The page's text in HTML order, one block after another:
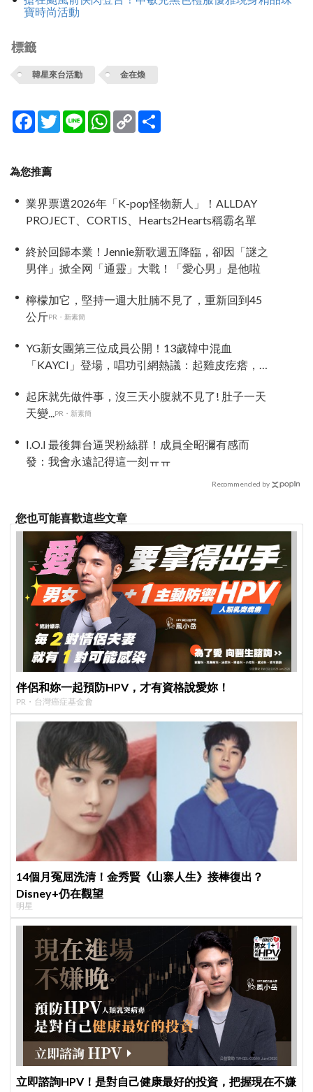
寶時尚活動
標籤
韓星來台活動 金在煥
Facebook
TwitterLine WhatsApp
Copy
Link
為您推薦
業界票選2026年「K-pop怪物新人」！ALLDAY
PROJECT、CORTIS、Hearts2Hearts稱霸名單
終於回歸本業！Jennie新歌週五降臨，卻因「謎之
男伴」掀全网「通靈」大戰！「愛心男」是他啦
檸檬加它，堅持一週大肚腩不見了，重新回到45
公斤PR・新素簡
YG新女團第三位成員公開！13歲韓中混血
「KAYCI」登場，唱功引網熱議：起雞皮疙瘩，
起床就先做件事，沒三天小腹就不見了! 肚子一天
天變...PR・新素簡
I.O.I 最後舞台逼哭粉絲群！成員全昭彌有感而
發：我會永遠記得這一刻ㅠㅠ
Recommended by
您也可能喜歡這些文章
伴侶和妳一起預防HPV，才有資格說愛妳！
PR・台灣癌症基金會
14個月冤屈洗清！金秀賢《山寨人生》接棒復出？
Disney+仍在觀望
明星
立即諮詢HPV！是對自己健康最好的投資，把握現在不嫌